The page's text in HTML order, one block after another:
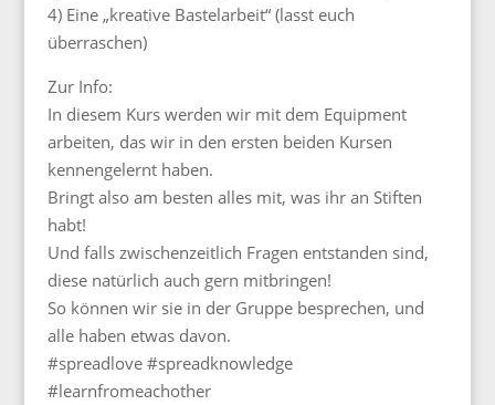
4) Eine „kreative Bastelarbeit“ (lasst euch
überraschen)
Zur Info:
In diesem Kurs werden wir mit dem Equipment
arbeiten, das wir in den ersten beiden Kursen
kennengelernt haben.
Bringt also am besten alles mit, was ihr an Stiften
habt!
Und falls zwischenzeitlich Fragen entstanden sind,
diese natürlich auch gern mitbringen!
So können wir sie in der Gruppe besprechen, und
alle haben etwas davon.
#spreadlove #spreadknowledge
#learnfromeachother